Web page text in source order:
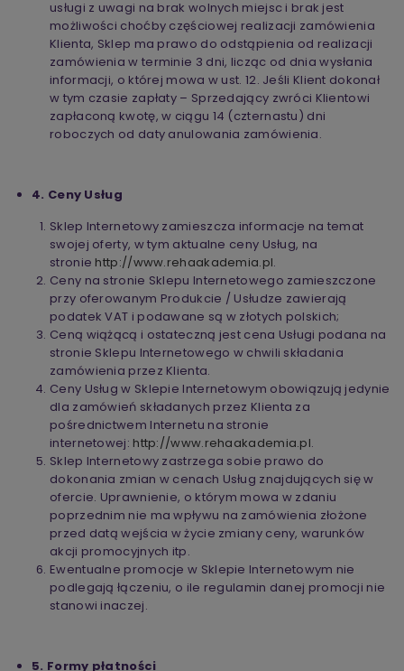
usługi z uwagi na brak wolnych miejsc i brak jest
możliwości choćby częściowej realizacji zamówienia
Klienta, Sklep ma prawo do odstąpienia od realizacji
zamówienia w terminie 3 dni, licząc od dnia wysłania
informacji, o której mowa w ust. 12. Jeśli Klient dokonał
w tym czasie zapłaty – Sprzedający zwróci Klientowi
zapłaconą kwotę, w ciągu 14 (czternastu) dni
roboczych od daty anulowania zamówienia.
4. Ceny Usług
Sklep Internetowy zamieszcza informacje na temat
swojej oferty, w tym aktualne ceny Usług, na
stronie http://www.rehaakademia.pl.
Ceny na stronie Sklepu Internetowego zamieszczone
przy oferowanym Produkcie / Usłudze zawierają
podatek VAT i podawane są w złotych polskich;
Ceną wiążącą i ostateczną jest cena Usługi podana na
stronie Sklepu Internetowego w chwili składania
zamówienia przez Klienta.
Ceny Usług w Sklepie Internetowym obowiązują jedynie
dla zamówień składanych przez Klienta za
pośrednictwem Internetu na stronie
internetowej: http://www.rehaakademia.pl.
Sklep Internetowy zastrzega sobie prawo do
dokonania zmian w cenach Usług znajdujących się w
ofercie. Uprawnienie, o którym mowa w zdaniu
poprzednim nie ma wpływu na zamówienia złożone
przed datą wejścia w życie zmiany ceny, warunków
akcji promocyjnych itp.
Ewentualne promocje w Sklepie Internetowym nie
podlegają łączeniu, o ile regulamin danej promocji nie
stanowi inaczej.
5. Formy płatności